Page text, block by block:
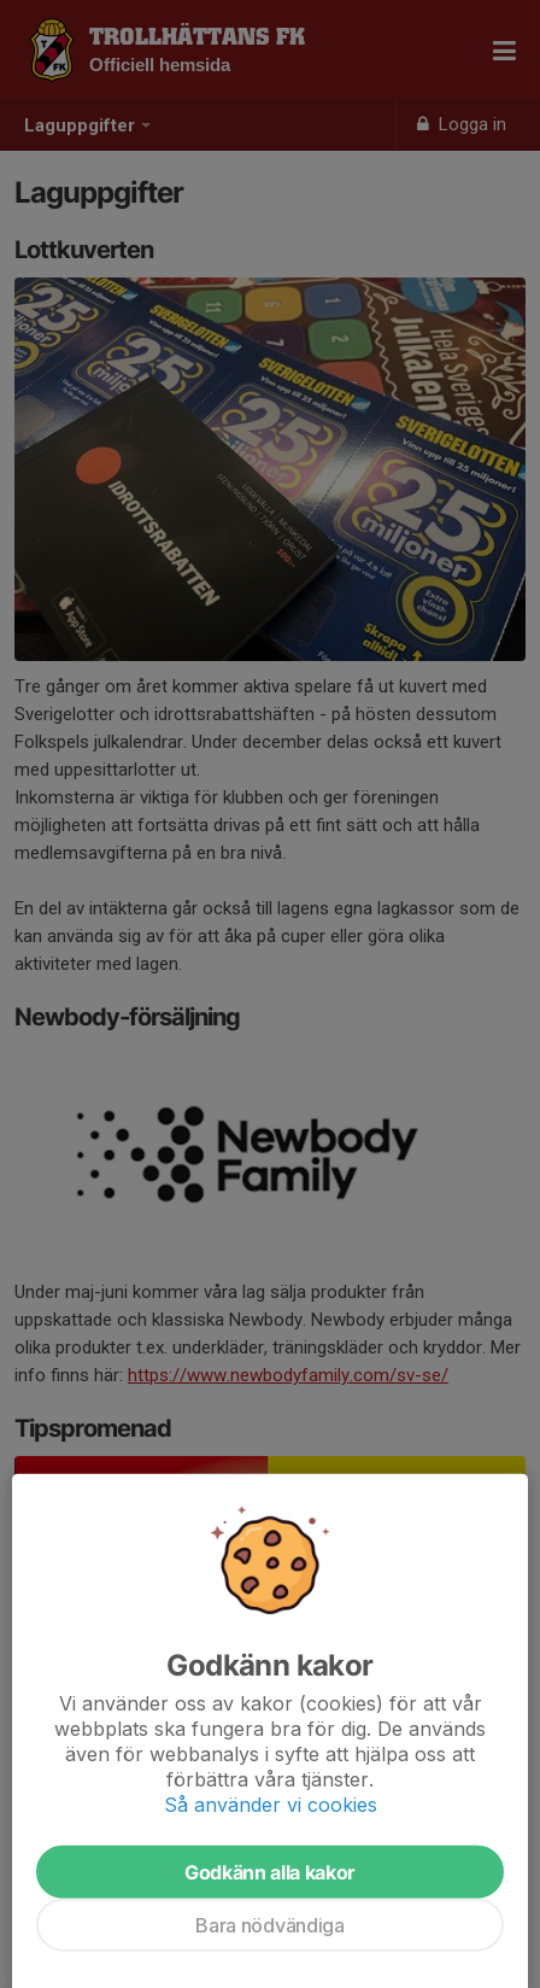
Laguppgifter Logga in
TROLLHÄTTANS FK
Officiell hemsida
Laguppgifter
Lottkuverten
Tre gånger om året kommer aktiva spelare få ut kuvert med
Sverigelotter och idrottsrabattshäften - på hösten dessutom
Folkspels julkalendrar. Under december delas också ett kuvert
med uppesittarlotter ut.
Inkomsterna är viktiga för klubben och ger föreningen
möjligheten att fortsätta drivas på ett fint sätt och att hålla
medlemsavgifterna på en bra nivå.
En del av intäkterna går också till lagens egna lagkassor som de
kan använda sig av för att åka på cuper eller göra olika
aktiviteter med lagen.
Newbody-försäljning
Under maj-juni kommer våra lag sälja produkter från
uppskattade och klassiska Newbody. Newbody erbjuder många
olika produkter t.ex. underkläder, träningskläder och kryddor. Mer
info finns här: https://www.newbodyfamily.com/sv-se/
Tipspromenad
Godkänn kakor
Vi använder oss av kakor (cookies) för att vår
webbplats ska fungera bra för dig. De används
även för webbanalys i syfte att hjälpa oss att
förbättra våra tjänster.
Så använder vi cookies
Godkänn alla kakor
Bara nödvändiga